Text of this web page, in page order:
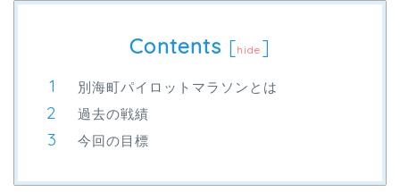
Contents [hide ]
別海町パイロットマラソンとは
過去の戦績
今回の目標